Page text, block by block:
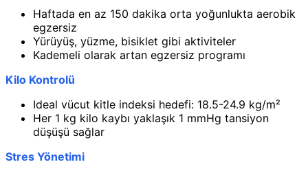
Haftada en az 150 dakika orta yoğunlukta aerobik
egzersiz
Yürüyüş, yüzme, bisiklet gibi aktiviteler
Kademeli olarak artan egzersiz programı
Kilo Kontrolü
Ideal vücut kitle indeksi hedefi: 18.5-24.9 kg/m²
Her 1 kg kilo kaybı yaklaşık 1 mmHg tansiyon
düşüşü sağlar
Stres Yönetimi